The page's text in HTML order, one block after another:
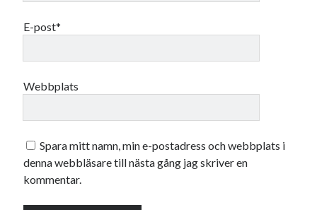
E-post*
Webbplats
Spara mitt namn, min e-postadress och webbplats i
denna webbläsare till nästa gång jag skriver en
kommentar.